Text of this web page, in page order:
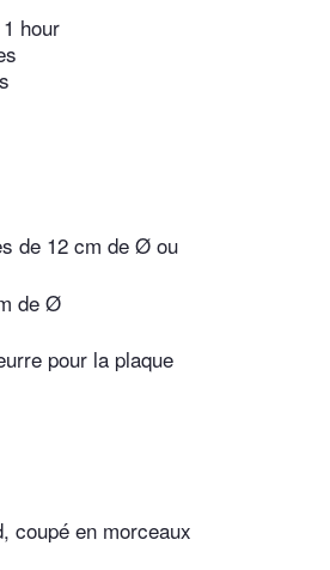
hour
de 12 cm de Ø ou
de Ø
pour la plaque
coupé en morceaux